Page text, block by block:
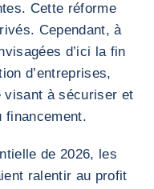
Cette réforme
Cependant, à
d’ici la fin
d’entreprises,
visant à sécuriser et
financement.
de 2026, les
ralentir au profit